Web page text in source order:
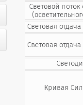
Световой поток
Световая
Световая
Кривая